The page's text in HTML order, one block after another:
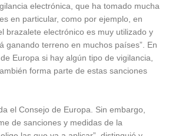
electrónica, que ha tomado mucha
en particular, como por ejemplo, en
brazalete electrónico es muy utilizado y
ganando terreno en muchos países”. En
Europa si hay algún tipo de vigilancia,
forma parte de estas sanciones
el Consejo de Europa. Sin embargo,
de sanciones y medidas de la